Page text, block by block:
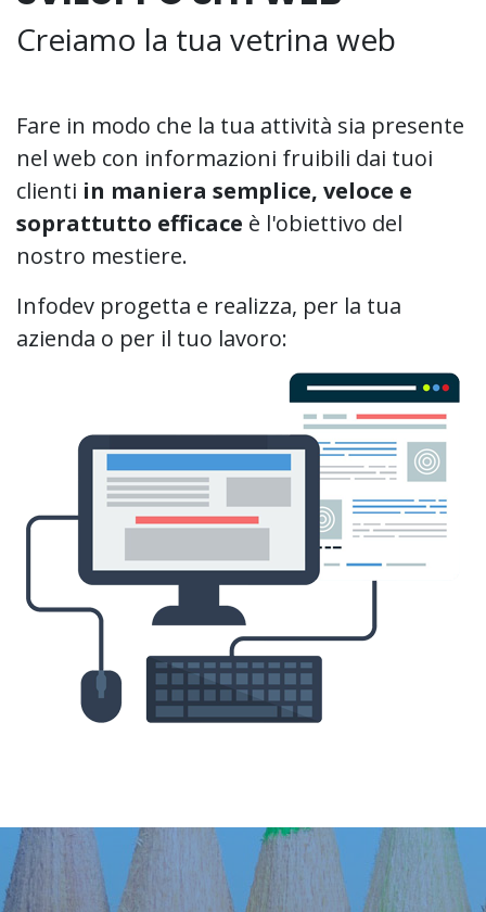
Creiamo la tua vetrina web
Fare in modo che la tua attività sia presente
nel web con informazioni fruibili dai tuoi
clienti in maniera semplice, veloce e
soprattutto efficace è l'obiettivo del
nostro mestiere.
Infodev progetta e realizza, per la tua
azienda o per il tuo lavoro: